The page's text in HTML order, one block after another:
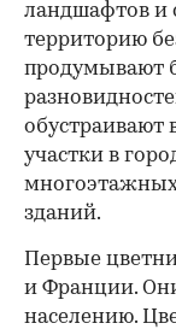
ландшафтов и
территорию
продумывают
обустраивают
участки в
зданий.
Первые
и Франции.
населению.